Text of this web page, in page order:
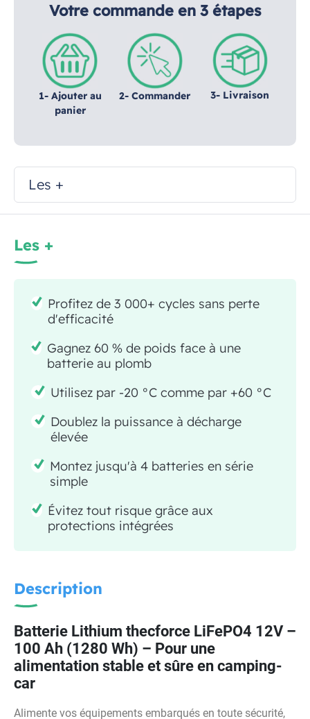
Votre commande en 3 étapes
1- Ajouter au
panier
2- Commander 3- Livraison
Les +
Les +
Profitez de 3 000+ cycles sans perte
d'efficacité
Gagnez 60 % de poids face à une
batterie au plomb
Utilisez par -20 °C comme par +60 °C
Doublez la puissance à décharge
élevée
Montez jusqu'à 4 batteries en série
simple
Évitez tout risque grâce aux
protections intégrées
Description
Batterie Lithium thecforce LiFePO4 12V –
100 Ah (1280 Wh) – Pour une
alimentation stable et sûre en camping-
car
Alimente vos équipements embarqués en toute sécurité,